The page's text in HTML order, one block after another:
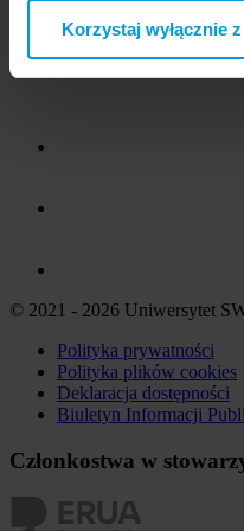
Korzystaj wyłącznie
© 2021 - 2026 Uniwersytet
Polityka prywatności
Polityka plików cookies
Deklaracja dostępności
Biuletyn Informacji
Członkostwa w